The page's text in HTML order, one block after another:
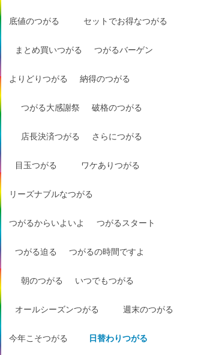
底値のつがる セットでお得なつがる
まとめ買いつがる つがるバーゲン
よりどりつがる 納得のつがる
つがる大感謝祭 破格のつがる
店長決済つがる さらにつがる
目玉つがる ワケありつがる
リーズナブルなつがる
つがるからいよいよ つがるスタート
つがる迫る つがるの時間ですよ
朝のつがる いつでもつがる
オールシーズンつがる 週末のつがる
今年こそつがる 日替わりつがる